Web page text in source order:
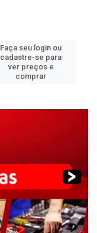
Faça seu login ou
cadastre-se para
ver preços e
comprar